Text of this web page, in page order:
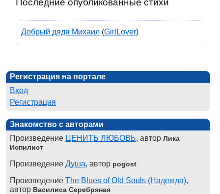
Последние опубликованные стихи
Добрый дядя Михаил (GirlLover)
Регистрация на портале
Вход
Регистрация
Знакомство с авторами
Произведение ЦЕНИТЬ ЛЮБОВЬ, автор Лика
Испилист
Произведение Душа, автор pogost
Произведение The Blues of Old Souls (Надежда),
автор Василиса Серебряная